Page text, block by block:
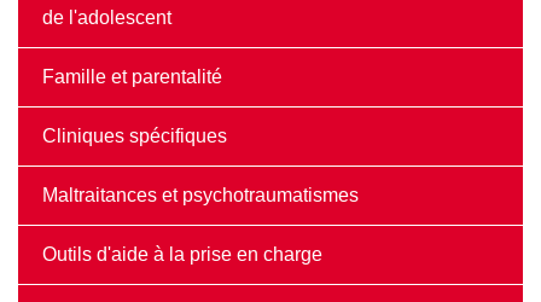
de l'adolescent
Famille et parentalité
Cliniques spécifiques
Maltraitances et psychotraumatismes
Outils d'aide à la prise en charge